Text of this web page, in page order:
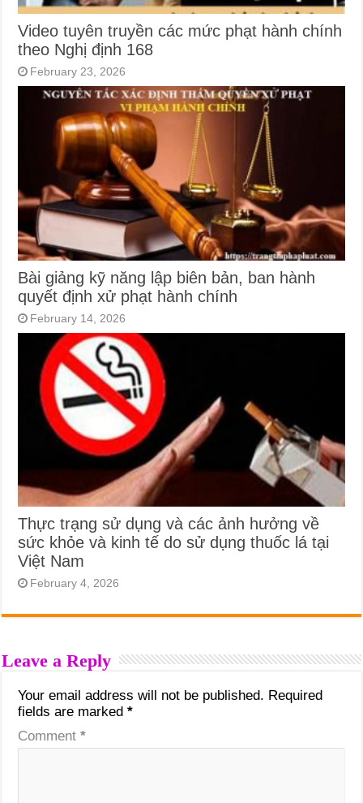
Video tuyên truyền các mức phạt hành chính
theo Nghị định 168
February 23, 2026
Bài giảng kỹ năng lập biên bản, ban hành
quyết định xử phạt hành chính
February 14, 2026
Thực trạng sử dụng và các ảnh hưởng về
sức khỏe và kinh tế do sử dụng thuốc lá tại
Việt Nam
February 4, 2026
Leave a Reply
Your email address will not be published. Required
fields are marked*
Comment*